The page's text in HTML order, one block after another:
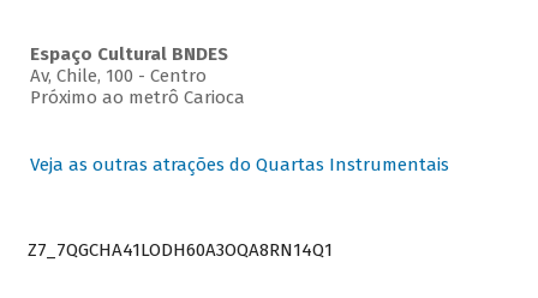
Espaço Cultural BNDES
Av, Chile, 100 - Centro
Próximo ao metrô Carioca
Veja as outras atrações do Quartas Instrumentais
Z7_7QGCHA41LODH60A3OQA8RN14Q1